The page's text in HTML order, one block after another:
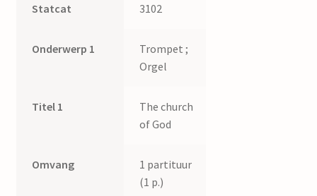
Statcat 3102
Onderwerp 1
Trompet ;
Orgel
Titel 1
The church
of God
Omvang
1 partituur
(1 p.)